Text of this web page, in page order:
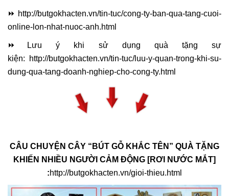
⏩ http://butgokhacten.vn/tin-tuc/cong-ty-ban-qua-tang-cuoi-
online-lon-nhat-nuoc-anh.html
⏩
Lưu ý khi sử dụng quà tặng sự
kiện:
http://butgokhacten.vn/tin-tuc/luu-y-quan-trong-khi-su-
dung-qua-tang-doanh-nghiep-cho-cong-ty.html
CÂU CHUYỆN CÂY “BÚT GỖ KHẮC TÊN” QUÀ TẶNG
KHIẾN NHIỀU NGƯỜI CẢM ĐỘNG [RƠI NƯỚC MẮT]
:http://butgokhacten.vn/gioi-thieu.html